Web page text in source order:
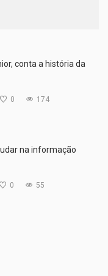
conta a história da
0 174
na informação
0 55